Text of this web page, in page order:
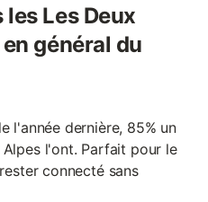
Les Deux
général du
l'année dernière, 85% un
l'ont. Parfait pour le
connecté sans